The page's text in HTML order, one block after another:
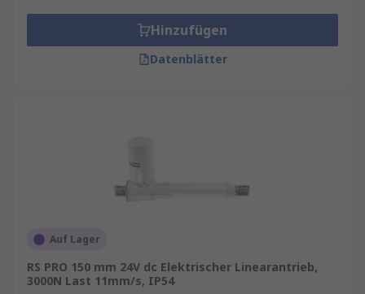
Hinzufügen
Datenblätter
Auf Lager
RS PRO 150 mm 24V dc Elektrischer Linearantrieb,
3000N Last 11mm/s, IP54